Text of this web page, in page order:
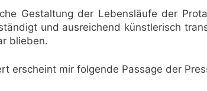
Gestaltung der Lebensläufe der
und ausreichend künstlerisch
blieben.
erscheint mir folgende Passage der